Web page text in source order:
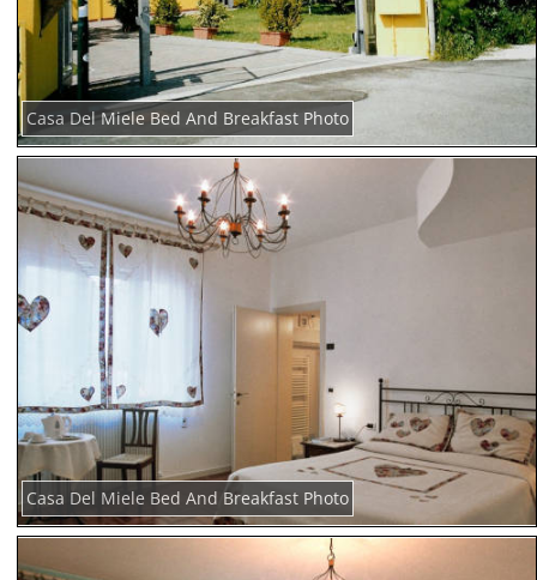
Casa Del Miele Bed And Breakfast Photo
Casa Del Miele Bed And Breakfast Photo